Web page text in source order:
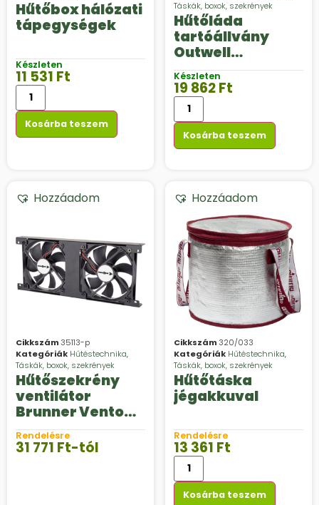
Hűtőbox hálózati
tápegységek
Készleten
11 531 Ft
Kosárba teszem
Táskák, boxok, szekrények
Hűtőláda
tartóállvány
Outwell
Charlotte Town
Készleten
19 862Ft
Kosárba teszem
Hozzáadom
Cikkszám 35113-p
Kategóriák Hűtéstechnika,
Táskák, boxok, szekrények
Hűtőszekrény
ventilátor
Brunner Vento
Smart
Rendelésre
31 771 Ft-tól
Hozzáadom
Cikkszám 320/033
Kategóriák Hűtéstechnika,
Táskák, boxok, szekrények
Hűtőtáska
jégakkuval
Rendelésre
13 361 Ft
Kosárba teszem